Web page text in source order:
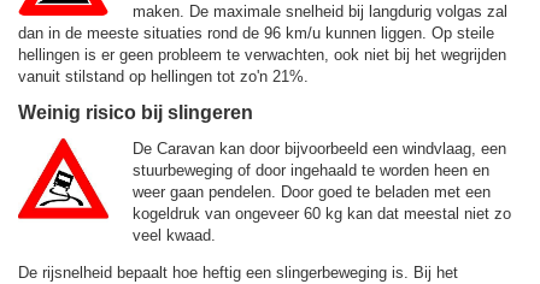
maken. De maximale snelheid bij langdurig volgas zal
dan in de meeste situaties rond de 96 km/u kunnen liggen. Op steile
hellingen is er geen probleem te verwachten, ook niet bij het wegrijden
vanuit stilstand op hellingen tot zo'n 21%.
Weinig risico bij slingeren
De Caravan kan door bijvoorbeeld een windvlaag, een
stuurbeweging of door ingehaald te worden heen en
weer gaan pendelen. Door goed te beladen met een
kogeldruk van ongeveer 60 kg kan dat meestal niet zo
veel kwaad.
De rijsnelheid bepaalt hoe heftig een slingerbeweging is. Bij het